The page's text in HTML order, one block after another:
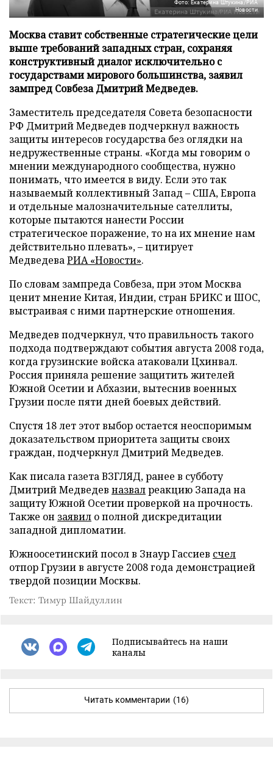
Фото: Екатерина Штукина/РИА
Новости
Москва ставит собственные стратегические цели
выше требований западных стран, сохраняя
конструктивный диалог исключительно с
государствами мирового большинства, заявил
зампред Совбеза Дмитрий Медведев.
Заместитель председателя Совета безопасности
РФ Дмитрий Медведев подчеркнул важность
защиты интересов государства без оглядки на
недружественные страны. «Когда мы говорим о
мнении международного сообщества, нужно
понимать, что имеется в виду. Если это так
называемый коллективный Запад – США, Европа
и отдельные малозначительные сателлиты,
которые пытаются нанести России
стратегическое поражение, то на их мнение нам
действительно плевать», – цитирует
МедведеваРИА «Новости».
По словам зампреда Совбеза, при этом Москва
ценит мнение Китая, Индии, стран БРИКС и ШОС,
выстраивая с ними партнерские отношения.
Медведев подчеркнул, что правильность такого
подхода подтверждают события августа 2008 года,
когда грузинские войска атаковали Цхинвал.
Россия приняла решение защитить жителей
Южной Осетии и Абхазии, вытеснив военных
Грузии после пяти дней боевых действий.
Спустя 18 лет этот выбор остается неоспоримым
доказательством приоритета защиты своих
граждан, подчеркнул Дмитрий Медведев.
Как писала газета ВЗГЛЯД, ранее в субботу
Дмитрий Медведев назвалреакцию Запада на
защиту Южной Осетии проверкой на прочность.
Также он заявил о полной дискредитации
западной дипломатии.
Южноосетинский посол в Знаур Гассиев счел
отпор Грузии в августе 2008 года демонстрацией
твердой позиции Москвы.
Текст: Тимур Шайдуллин
Подписывайтесь на наши
каналы
Читать комментарии (16)